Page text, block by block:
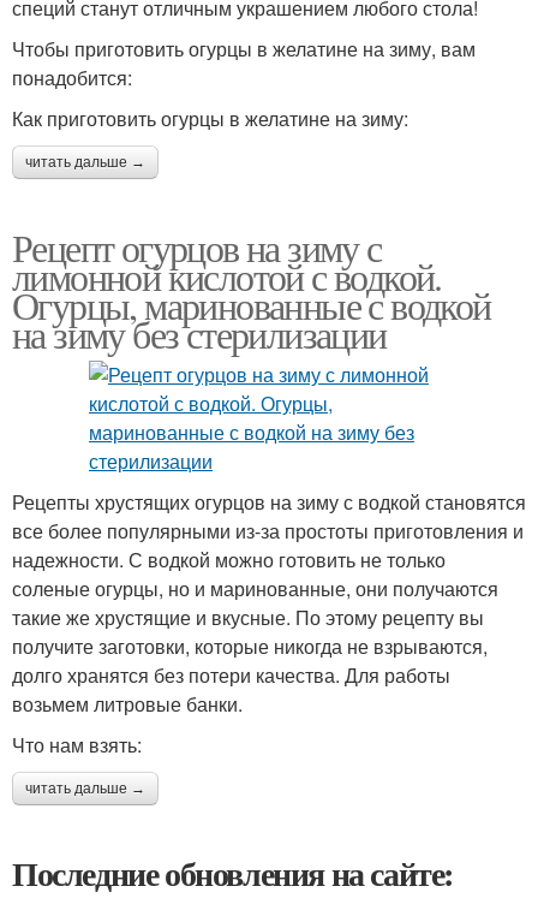
специй станут отличным украшением любого стола!
Чтобы приготовить огурцы в желатине на зиму, вам
понадобится:
Как приготовить огурцы в желатине на зиму:
читать дальше →
Рецепт огурцов на зиму с
лимонной кислотой с водкой.
Огурцы, маринованные с водкой
на зиму без стерилизации
Рецепты хрустящих огурцов на зиму с водкой становятся
все более популярными из-за простоты приготовления и
надежности. С водкой можно готовить не только
соленые огурцы, но и маринованные, они получаются
такие же хрустящие и вкусные. По этому рецепту вы
получите заготовки, которые никогда не взрываются,
долго хранятся без потери качества. Для работы
возьмем литровые банки.
Что нам взять:
читать дальше →
Последние обновления на сайте: